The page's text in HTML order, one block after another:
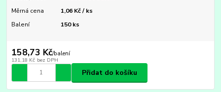
Měrná cena
1,06 Kč / ks
Balení
150 ks
158,73 Kč/balení
131,18 Kč bez DPH
Přidat do košíku